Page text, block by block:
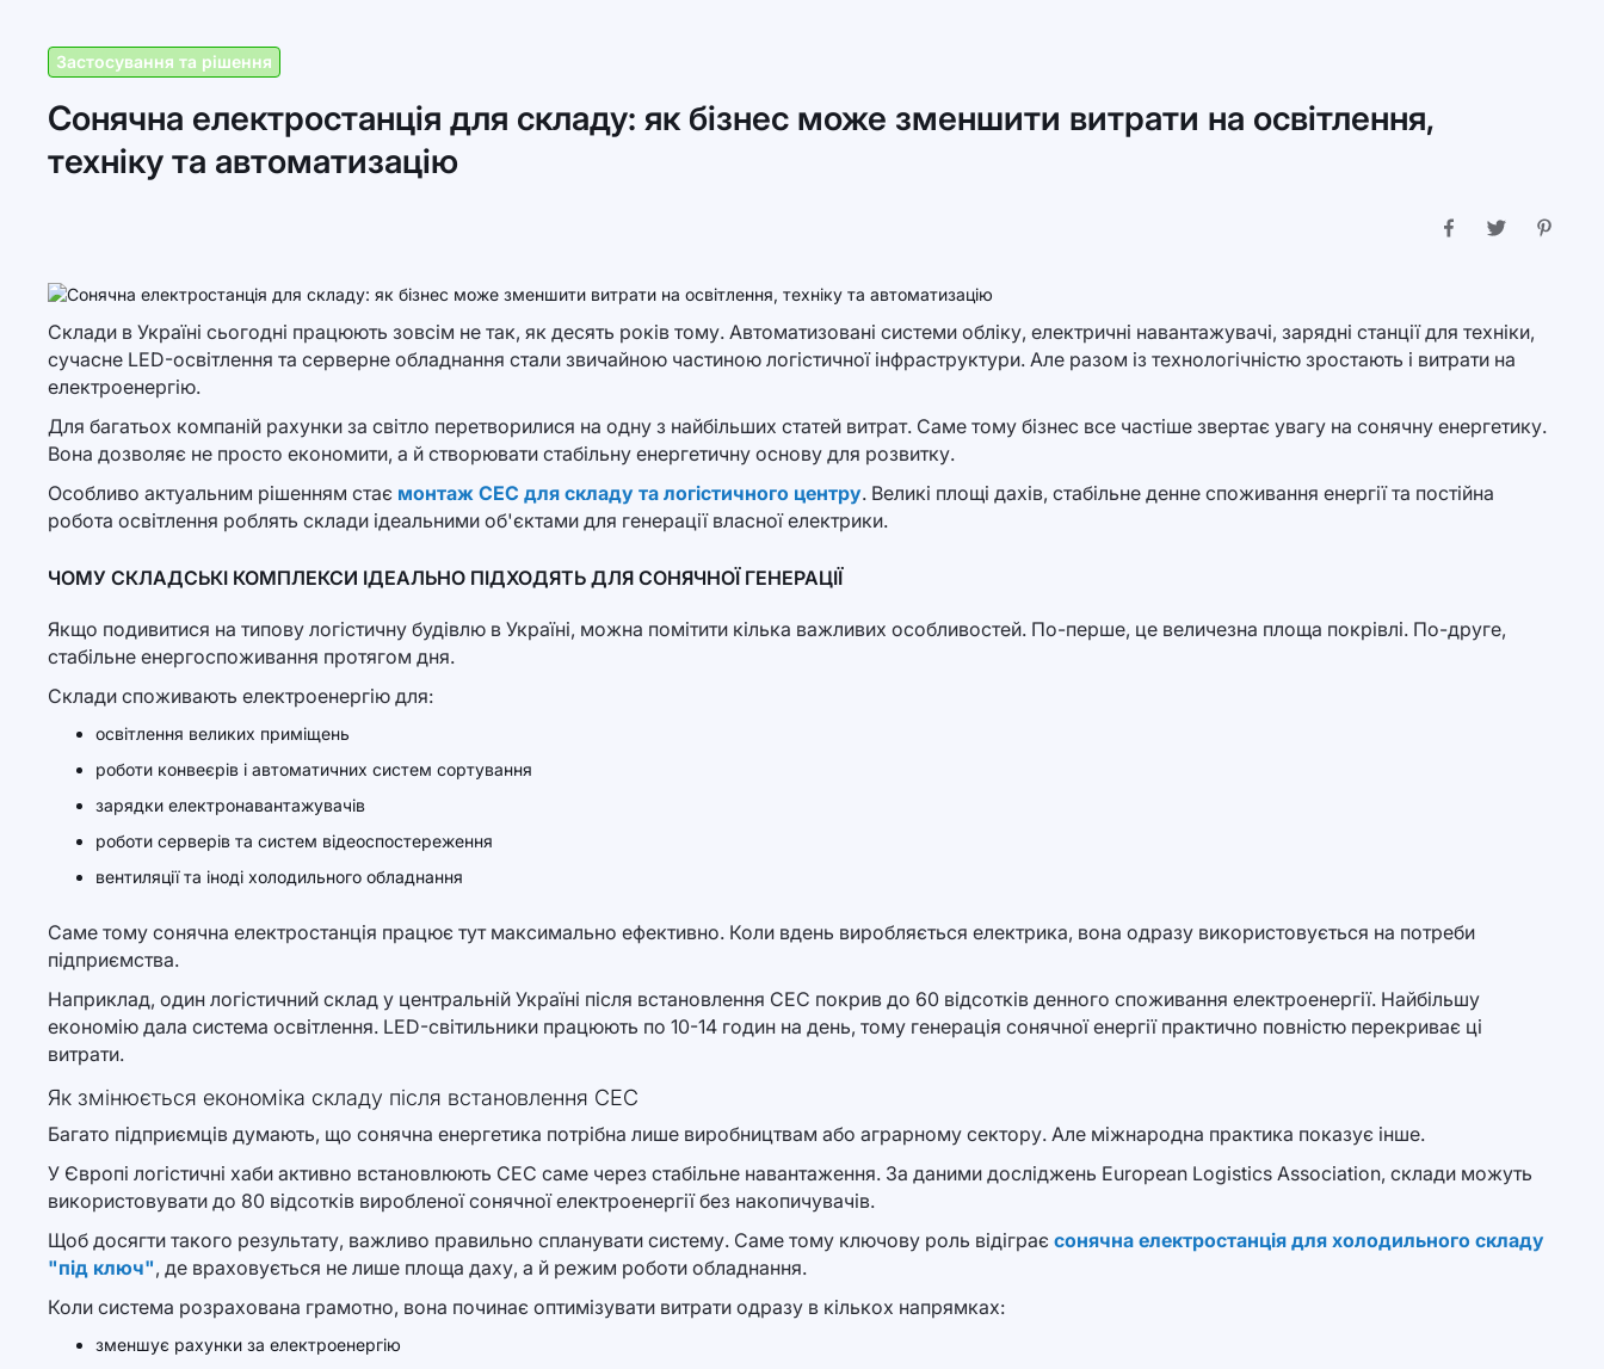
Застосування та рішення
Сонячна електростанція для складу: як бізнес може зменшити витрати на освітлення,
техніку та автоматизацію
Склади в Україні сьогодні працюють зовсім не так, як десять років тому. Автоматизовані системи обліку, електричні навантажувачі, зарядні станції для техніки,
сучасне LED-освітлення та серверне обладнання стали звичайною частиною логістичної інфраструктури. Але разом із технологічністю зростають і витрати на
електроенергію.
Для багатьох компаній рахунки за світло перетворилися на одну з найбільших статей витрат. Саме тому бізнес все частіше звертає увагу на сонячну енергетику.
Вона дозволяє не просто економити, а й створювати стабільну енергетичну основу для розвитку.
Особливо актуальним рішенням стає монтаж СЕС для складу та логістичного центру. Великі площі дахів, стабільне денне споживання енергії та постійна
робота освітлення роблять склади ідеальними об'єктами для генерації власної електрики.
ЧОМУ СКЛАДСЬКІ КОМПЛЕКСИ ІДЕАЛЬНО ПІДХОДЯТЬ ДЛЯ СОНЯЧНОЇ ГЕНЕРАЦІЇ
Якщо подивитися на типову логістичну будівлю в Україні, можна помітити кілька важливих особливостей. По-перше, це величезна площа покрівлі. По-друге,
стабільне енергоспоживання протягом дня.
Склади споживають електроенергію для:
освітлення великих приміщень
роботи конвеєрів і автоматичних систем сортування
зарядки електронавантажувачів
роботи серверів та систем відеоспостереження
вентиляції та іноді холодильного обладнання
Саме тому сонячна електростанція працює тут максимально ефективно. Коли вдень виробляється електрика, вона одразу використовується на потреби
підприємства.
Наприклад, один логістичний склад у центральній Україні після встановлення СЕС покрив до 60 відсотків денного споживання електроенергії. Найбільшу
економію дала система освітлення. LED-світильники працюють по 10-14 годин на день, тому генерація сонячної енергії практично повністю перекриває ці
витрати.
Як змінюється економіка складу після встановлення СЕС
Багато підприємців думають, що сонячна енергетика потрібна лише виробництвам або аграрному сектору. Але міжнародна практика показує інше.
У Європі логістичні хаби активно встановлюють СЕС саме через стабільне навантаження. За даними досліджень European Logistics Association, склади можуть
використовувати до 80 відсотків виробленої сонячної електроенергії без накопичувачів.
Щоб досягти такого результату, важливо правильно спланувати систему. Саме тому ключову роль відіграє сонячна електростанція для холодильного складу
"під ключ", де враховується не лише площа даху, а й режим роботи обладнання.
Коли система розрахована грамотно, вона починає оптимізувати витрати одразу в кількох напрямках:
зменшує рахунки за електроенергію